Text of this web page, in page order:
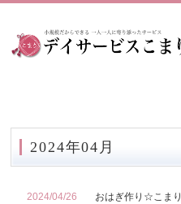
2024年04月
2024/04/26
おはぎ作り☆こまり